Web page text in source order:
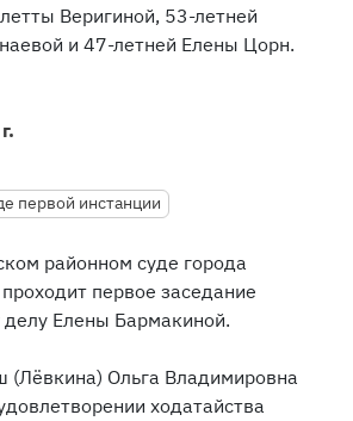
Веригиной, 53-летней
и 47-летней Елены Цорн.
первой инстанции
районном суде города
первое заседание
делу Елены Бармакиной.
(Лёвкина) Ольга Владимировна
ходатайства